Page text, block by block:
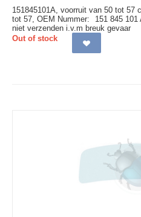
151845101A, voorruit van 50 tot 57
tot 57, OEM Nummer:
151 845
niet verzenden i.v.m breuk gevaar
Out of stock